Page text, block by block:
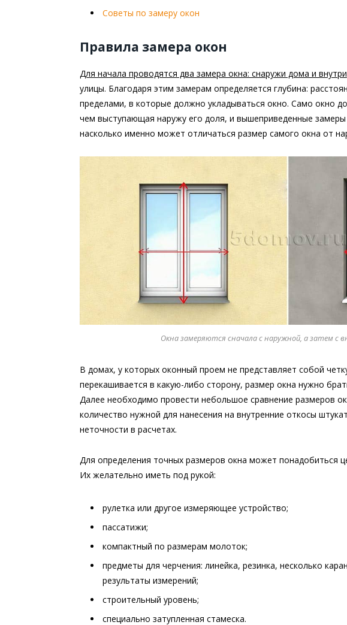
Советы по замеру окон
Правила замера окон
Для начала проводятся два замера окна: снаружи дома и внутри
улицы. Благодаря этим замерам определяется глубина:
пределами, в которые должно укладываться окно. Само окно
чем выступающая наружу его доля, и вышеприведенные
насколько именно может отличаться размер самого окна от
Окна замеряются сначала с наружной, а затем с
В домах, у которых оконный проем не представляет собой
перекашивается в какую-либо сторону, размер окна нужно
Далее необходимо провести небольшое сравнение размеров
количество нужной для нанесения на внутренние откосы
неточности в расчетах.
Для определения точных размеров окна может понадобиться
Их желательно иметь под рукой:
рулетка или другое измеряющее устройство;
пассатижи;
компактный по размерам молоток;
предметы для черчения: линейка, резинка, несколько
результаты измерений;
строительный уровень;
специально затупленная стамеска.